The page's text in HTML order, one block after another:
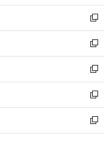
開
く
ウ
で
開
く
ン
ド
ウ
で
開
く
ウ
ィ
ン
ド
ウ
で
開
く
し
い
ウ
ィ
ン
ド
ウ
で
開
く
新
し
い
ウ
ィ
ン
ド
ウ
で
開
新
し
い
ウ
ィ
ン
ド
ウ
新
し
い
ウ
ィ
ン
新
し
い
ウ
新
し